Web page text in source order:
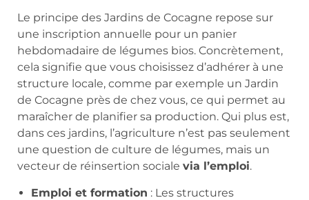
Le principe des Jardins de Cocagne repose sur
une inscription annuelle pour un panier
hebdomadaire de légumes bios. Concrètement,
cela signifie que vous choisissez d’adhérer à une
structure locale, comme par exemple un Jardin
de Cocagne près de chez vous, ce qui permet au
maraîcher de planifier sa production. Qui plus est,
dans ces jardins, l’agriculture n’est pas seulement
une question de culture de légumes, mais un
vecteur de réinsertion sociale via l’emploi.
Emploi et formation : Les structures